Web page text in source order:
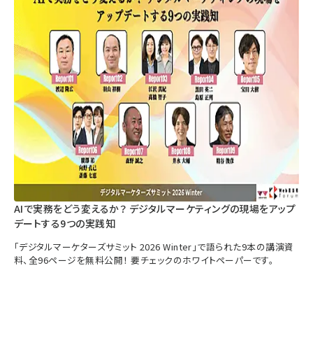
AIで実務をどう変えるか？ デジタルマーケティングの現場をアップ
デートする9つの実践知
「デジタルマーケターズサミット 2026 Winter」で語られた9本の講演資
料、全96ページを無料公開！ 要チェックのホワイトペーパーです。